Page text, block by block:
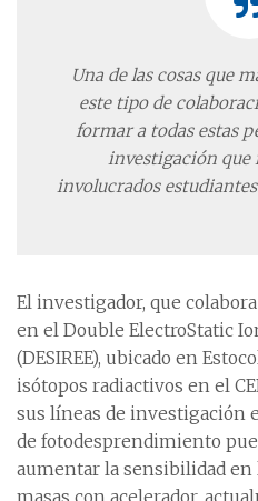
Una de las cosas que
este tipo de
formar a todas estas
investigación que
involucrados
El investigador, que
en el Double ElectroStatic
(DESIREE), ubicado en
isótopos radiactivos en el
sus líneas de investigación
de fotodesprendimiento
aumentar la sensibilidad en